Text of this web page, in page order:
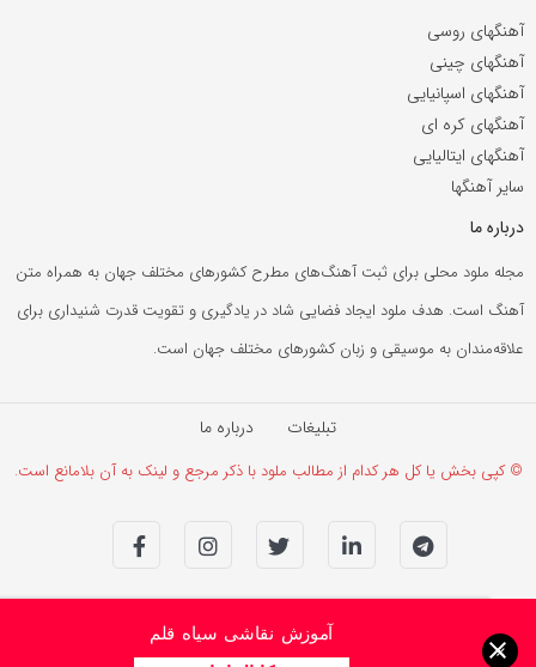
آهنگهای روسی
آهنگهای چینی
آهنگهای اسپانیایی
آهنگهای کره ای
آهنگهای ایتالیایی
سایر آهنگها
درباره ما
مجله ملود محلی برای ثبت آهنگ‌های مطرح کشورهای مختلف جهان به همراه متن
آهنگ است. هدف ملود ایجاد فضایی شاد در یادگیری و تقویت قدرت شنیداری برای
علاقه‌مندان به موسیقی و زبان کشورهای مختلف جهان است.
تبلیغات درباره ما
© کپی بخش یا کل هر کدام از مطالب ملود با ذکر مرجع و لینک به آن بلامانع است.
آموزش نقاشی سیاه قلم
×